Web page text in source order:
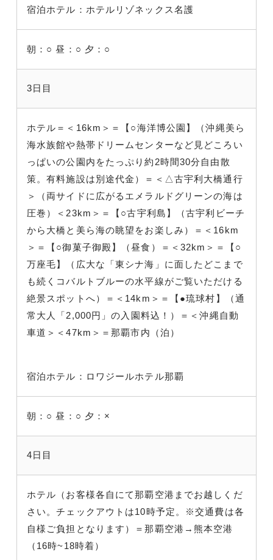
宿泊ホテル：ホテルリゾネックス名護
朝：○ 昼：○ 夕：○
3日目
ホテル＝＜16km＞＝【○海洋博公園】（沖縄美ら
海水族館や熱帯ドリームセンターなど見どころい
っぱいの公園内をたっぷり約2時間30分自由散
策。有料施設は別途代金）＝＜△古宇利大橋通行
＞（両サイドに広がるエメラルドグリーンの海は
圧巻）＜23km＞＝【○古宇利島】（古宇利ビーチ
から大橋と美ら海の眺望をお楽しみ）＝＜16km
＞＝【○御菓子御殿】（昼食）＝＜32km＞＝【○
万座毛】（広大な「東シナ海」に面したどこまで
も続くコバルトブルーの水平線がご覧いただける
絶景スポットへ）＝＜14km＞＝【●琉球村】（通
常大人「2,000円」の入園料込！）＝＜沖縄自動
車道＞＜47km＞＝那覇市内（泊）
宿泊ホテル：ロワジールホテル那覇
朝：○ 昼：○ 夕：×
4日目
ホテル（お客様各自にて那覇空港までお越しくだ
さい。チェックアウトは10時予定。※交通費は各
自様ご負担となります）＝那覇空港→熊本空港
（16時~18時着）